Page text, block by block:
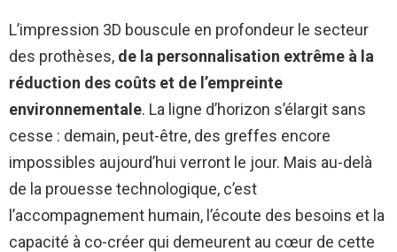
L’impression 3D bouscule en profondeur le secteur
des prothèses, de la personnalisation extrême à la
réduction des coûts et de l’empreinte
environnementale. La ligne d’horizon s’élargit sans
cesse : demain, peut-être, des greffes encore
impossibles aujourd’hui verront le jour. Mais au-delà
de la prouesse technologique, c’est
l’accompagnement humain, l’écoute des besoins et la
capacité à co-créer qui demeurent au cœur de cette